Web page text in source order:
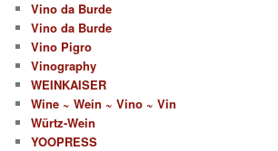
Vino da Burde
Vino da Burde
Vino Pigro
Vinography
WEINKAISER
Wine ~ Wein ~ Vino ~ Vin
Würtz-Wein
YOOPRESS